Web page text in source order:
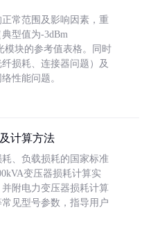
常范围及影响因素，重
型值为-3dBm
模块的参考值表格。同时
损耗、连接器问题）及
性能问题。
计算方法
、负载损耗的国家标准
变压器损耗计算实
附电力变压器损耗计算
常见型号参数，指导用户